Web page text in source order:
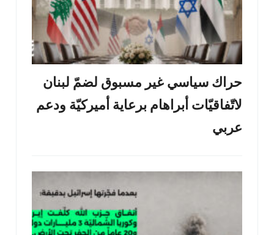
حراك سياسي غير مسبوق لضمّ لبنان
لاتّفاقيّات أبراهام برعاية أميركيّة ودعم
عربي